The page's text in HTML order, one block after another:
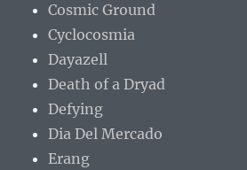
Cosmic Ground
Cyclocosmia
Dayazell
Death of a Dryad
Defying
Dia Del Mercado
Erang